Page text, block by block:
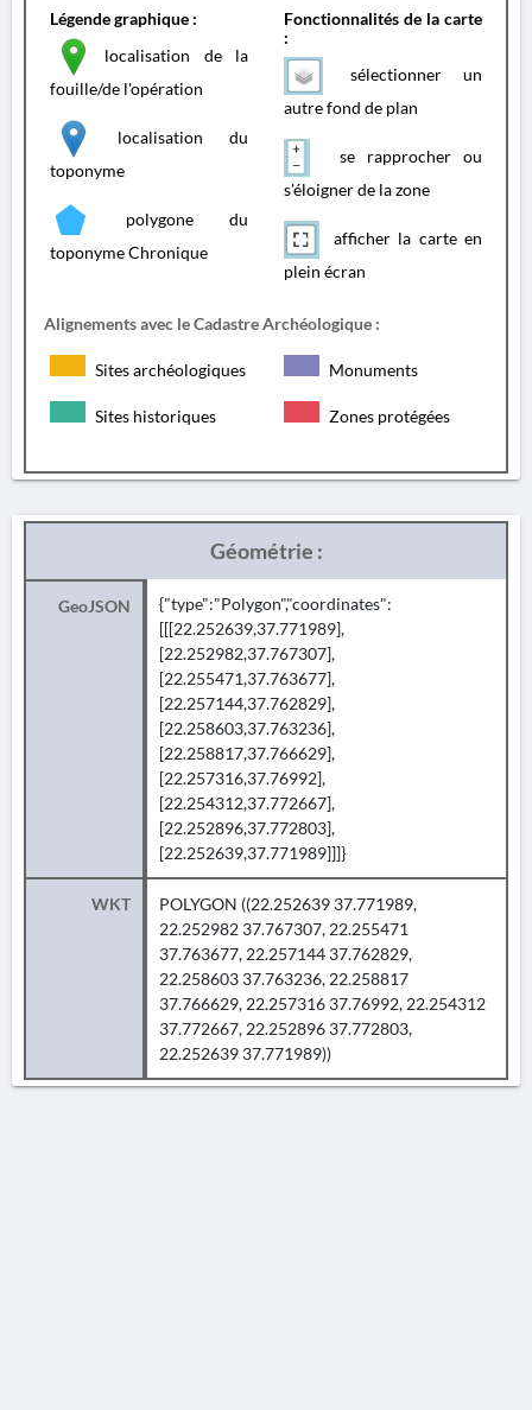
Légende graphique :
localisation de la
fouille/de l'opération
localisation du
toponyme
polygone du
toponyme Chronique
Fonctionnalités de la carte
:
sélectionner un
autre fond de plan
se rapprocher ou
s'éloigner de la zone
afficher la carte en
plein écran
Alignements avec le Cadastre Archéologique :
Sites archéologiques Monuments
Sites historiques Zones protégées
Géométrie :
GeoJSON
{"type":"Polygon","coordinates":
[[[22.252639,37.771989],
[22.252982,37.767307],
[22.255471,37.763677],
[22.257144,37.762829],
[22.258603,37.763236],
[22.258817,37.766629],
[22.257316,37.76992],
[22.254312,37.772667],
[22.252896,37.772803],
[22.252639,37.771989]]]}
WKT
POLYGON ((22.252639 37.771989,
22.252982 37.767307, 22.255471
37.763677, 22.257144 37.762829,
22.258603 37.763236, 22.258817
37.766629, 22.257316 37.76992, 22.254312
37.772667, 22.252896 37.772803,
22.252639 37.771989))